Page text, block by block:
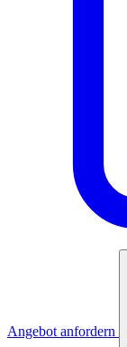
Angebot anfordern